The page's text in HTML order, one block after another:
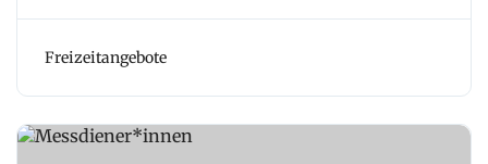
Freizeitangebote